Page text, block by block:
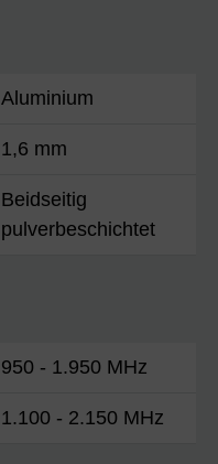
Aluminium
1,6 mm
Beidseitig
pulverbeschichtet
950 - 1.950 MHz
1.100 - 2.150 MHz